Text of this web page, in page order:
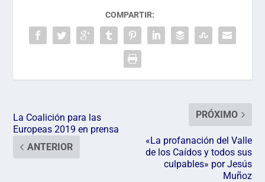
COMPARTIR:
La Coalición para las
Europeas 2019 en prensa
ANTERIOR
PRÓXIMO
«La profanación del Valle
de los Caídos y todos sus
culpables» por Jesús
Muñoz